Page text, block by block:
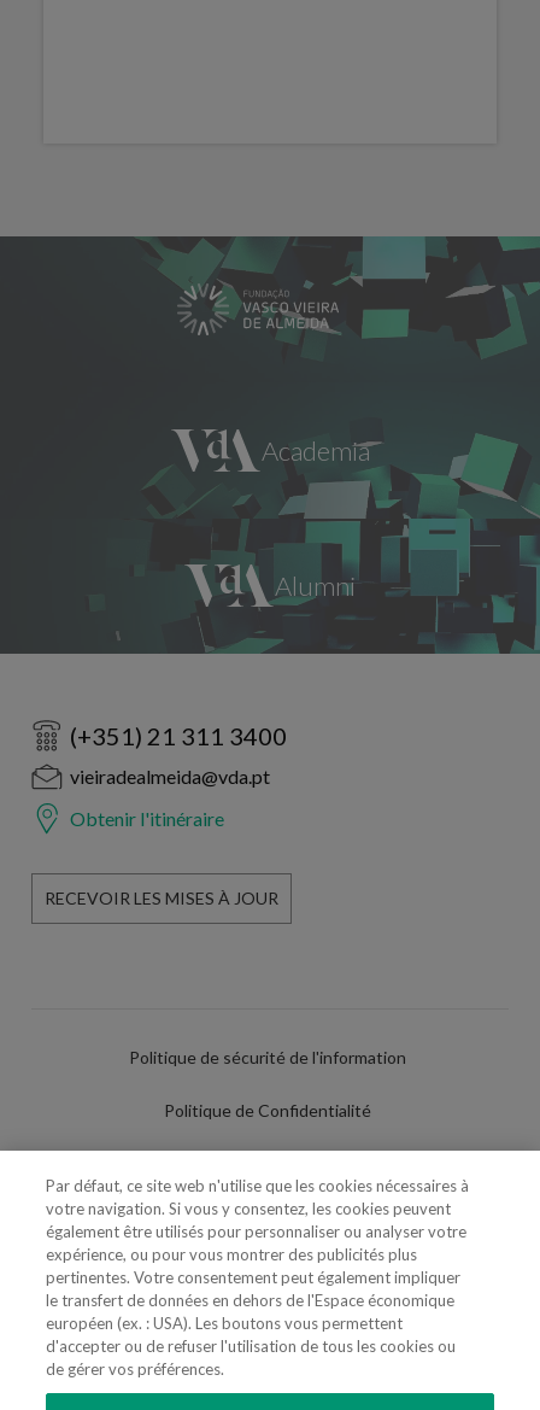
(+351) 21 311 3400
vieiradealmeida@vda.pt
Obtenir l'itinéraire
RECEVOIR LES MISES À JOUR
Politique de sécurité de l'information
Politique de Confidentialité
Politique de Cookies
Paramètres des cookies
Utilisation Frauduleuse du Nom/Brand
Par défaut, ce site web n'utilise que les cookies nécessaires à
votre navigation. Si vous y consentez, les cookies peuvent
également être utilisés pour personnaliser ou analyser votre
expérience, ou pour vous montrer des publicités plus
pertinentes. Votre consentement peut également impliquer
le transfert de données en dehors de l'Espace économique
européen (ex. : USA). Les boutons vous permettent
d'accepter ou de refuser l'utilisation de tous les cookies ou
de gérer vos préférences.